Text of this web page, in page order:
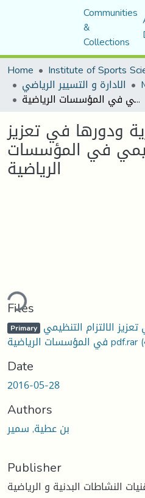
Communities
&
Collections
Home
الادارة و التسيير الرياضي
الرقابة الادارية ودورها في تعزيز الالتزام التنظيمي في المؤسسات الرياضية
ودورها في تعزيز
في المؤسسات
الرياضية
Files
Primary الرقابة الإدارية ودورها في تعزيز الالتزام التنظيمي
في المؤسسات الرياضية pdf.rar
Date
2016-05-28
Authors
بن عطية, سمير
Publisher
النشاطات البدنية و الرياضية